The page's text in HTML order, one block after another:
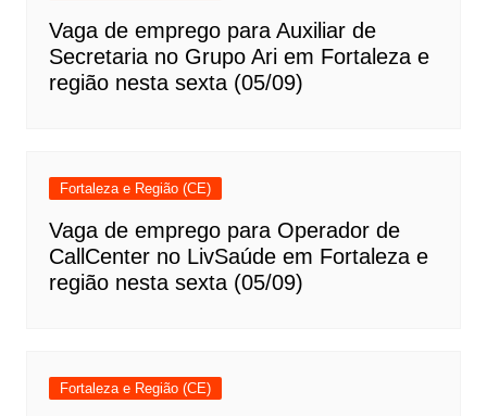
Vaga de emprego para Auxiliar de
Secretaria no Grupo Ari em Fortaleza e
região nesta sexta (05/09)
Fortaleza e Região (CE)
Vaga de emprego para Operador de
CallCenter no LivSaúde em Fortaleza e
região nesta sexta (05/09)
Fortaleza e Região (CE)